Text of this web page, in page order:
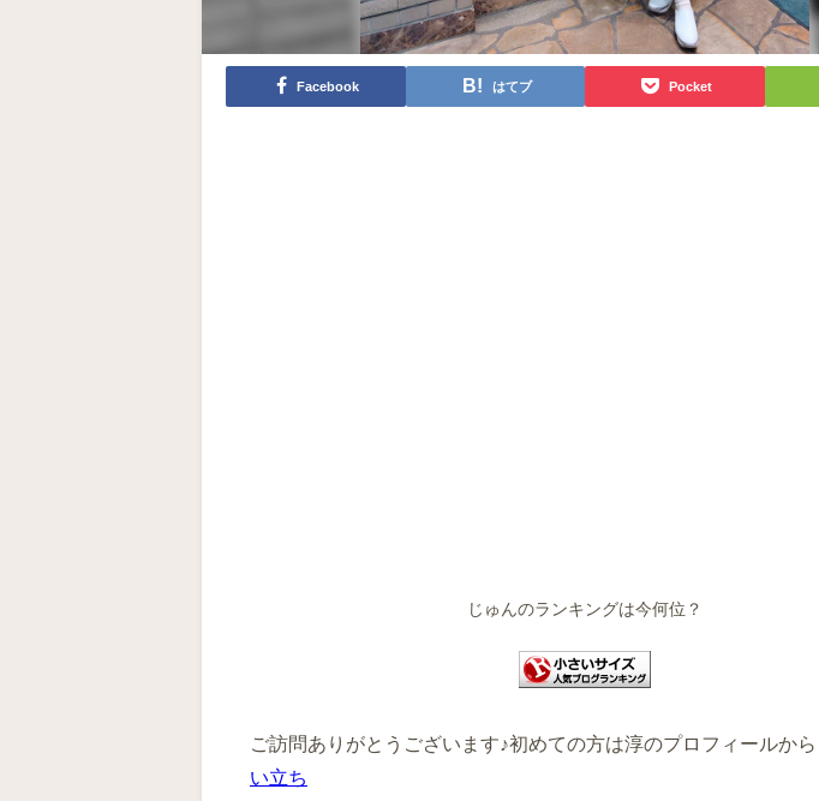
Facebook はてブ Pocket
じゅんのランキングは今何位？
ご訪問ありがとうございます♪初めての方は淳のプロフィールか
い立ち